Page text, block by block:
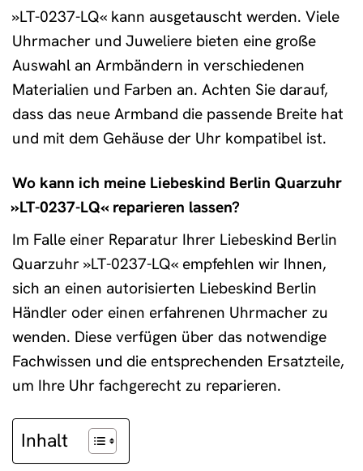
»LT-0237-LQ« kann ausgetauscht werden. Viele
Uhrmacher und Juweliere bieten eine große
Auswahl an Armbändern in verschiedenen
Materialien und Farben an. Achten Sie darauf,
dass das neue Armband die passende Breite hat
und mit dem Gehäuse der Uhr kompatibel ist.
Wo kann ich meine Liebeskind Berlin Quarzuhr
»LT-0237-LQ« reparieren lassen?
Im Falle einer Reparatur Ihrer Liebeskind Berlin
Quarzuhr »LT-0237-LQ« empfehlen wir Ihnen,
sich an einen autorisierten Liebeskind Berlin
Händler oder einen erfahrenen Uhrmacher zu
wenden. Diese verfügen über das notwendige
Fachwissen und die entsprechenden Ersatzteile,
um Ihre Uhr fachgerecht zu reparieren.
Inhalt